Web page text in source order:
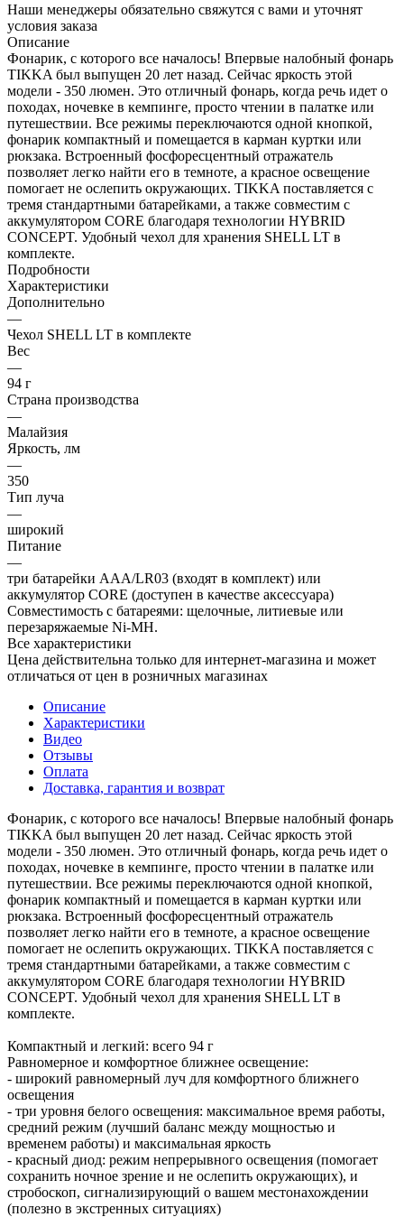
Наши менеджеры обязательно свяжутся с вами и уточнят
условия заказа
Описание
Фонарик, с которого все началось! Впервые налобный фонарь
TIKKA был выпущен 20 лет назад. Сейчас яркость этой
модели - 350 люмен. Это отличный фонарь, когда речь идет о
походах, ночевке в кемпинге, просто чтении в палатке или
путешествии. Все режимы переключаются одной кнопкой,
фонарик компактный и помещается в карман куртки или
рюкзака. Встроенный фосфоресцентный отражатель
позволяет легко найти его в темноте, а красное освещение
помогает не ослепить окружающих. TIKKA поставляется с
тремя стандартными батарейками, а также совместим с
аккумулятором CORE благодаря технологии HYBRID
CONCEPT. Удобный чехол для хранения SHELL LT в
комплекте.
Подробности
Характеристики
Дополнительно
—
Чехол SHELL LT в комплекте
Вес
—
94 г
Страна производства
—
Малайзия
Яркость, лм
—
350
Тип луча
—
широкий
Питание
—
три батарейки AAA/LR03 (входят в комплект) или
аккумулятор CORE (доступен в качестве аксессуара)
Совместимость с батареями: щелочные, литиевые или
перезаряжаемые Ni-MH.
Все характеристики
Цена действительна только для интернет-магазина и может
отличаться от цен в розничных магазинах
Описание
Характеристики
Видео
Отзывы
Оплата
Доставка, гарантия и возврат
Фонарик, с которого все началось! Впервые налобный фонарь
TIKKA был выпущен 20 лет назад. Сейчас яркость этой
модели - 350 люмен. Это отличный фонарь, когда речь идет о
походах, ночевке в кемпинге, просто чтении в палатке или
путешествии. Все режимы переключаются одной кнопкой,
фонарик компактный и помещается в карман куртки или
рюкзака. Встроенный фосфоресцентный отражатель
позволяет легко найти его в темноте, а красное освещение
помогает не ослепить окружающих. TIKKA поставляется с
тремя стандартными батарейками, а также совместим с
аккумулятором CORE благодаря технологии HYBRID
CONCEPT. Удобный чехол для хранения SHELL LT в
комплекте.
Компактный и легкий: всего 94 г
Равномерное и комфортное ближнее освещение:
- широкий равномерный луч для комфортного ближнего
освещения
- три уровня белого освещения: максимальное время работы,
средний режим (лучший баланс между мощностью и
временем работы) и максимальная яркость
- красный диод: режим непрерывного освещения (помогает
сохранить ночное зрение и не ослепить окружающих), и
стробоскоп, сигнализирующий о вашем местонахождении
(полезно в экстренных ситуациях)